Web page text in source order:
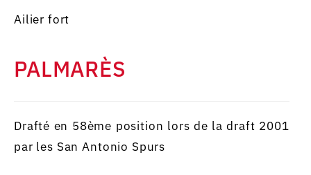
Ailier fort
PALMARÈS
Drafté en 58ème position lors de la draft 2001
par les San Antonio Spurs